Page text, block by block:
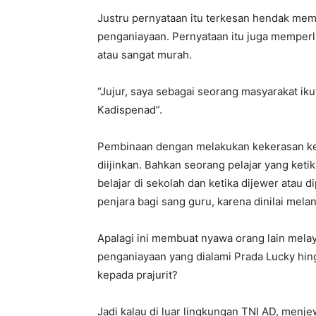
Justru pernyataan itu terkesan hendak
penganiayaan. Pernyataan itu juga
atau sangat murah.
“Jujur, saya sebagai seorang masyarakat
Kadispenad”.
Pembinaan dengan melakukan kekerasan
diijinkan. Bahkan seorang pelajar yang
belajar di sekolah dan ketika dijewer atau
penjara bagi sang guru, karena dinilai
Apalagi ini membuat nyawa orang lain
penganiayaan yang dialami Prada Lucky
kepada prajurit?
Jadi kalau di luar lingkungan TNI AD,